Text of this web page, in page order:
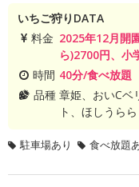
いちご狩りDATA
料金 2025年12月開
ら)2700円、小
時間 40分/食べ放題
品種 章姫、おいCベ
ト、ほしうら
駐車場あり 食べ放題